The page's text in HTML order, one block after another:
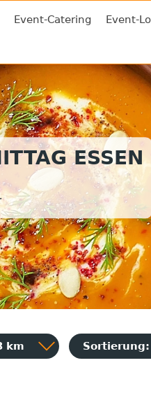
Event-Catering Event-
ESSEN
km Sortierung: